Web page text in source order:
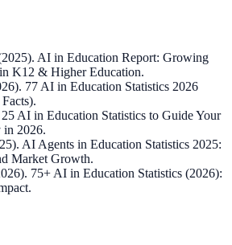
AI in Education Report: Growing
K12 & Higher Education.
77 AI in Education Statistics 2026
AI in Education Statistics to Guide Your
in 2026.
AI Agents in Education Statistics 2025:
Market Growth.
75+ AI in Education Statistics (2026):